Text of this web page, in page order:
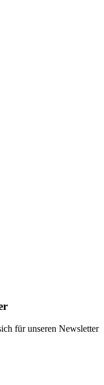
für unseren Newsletter